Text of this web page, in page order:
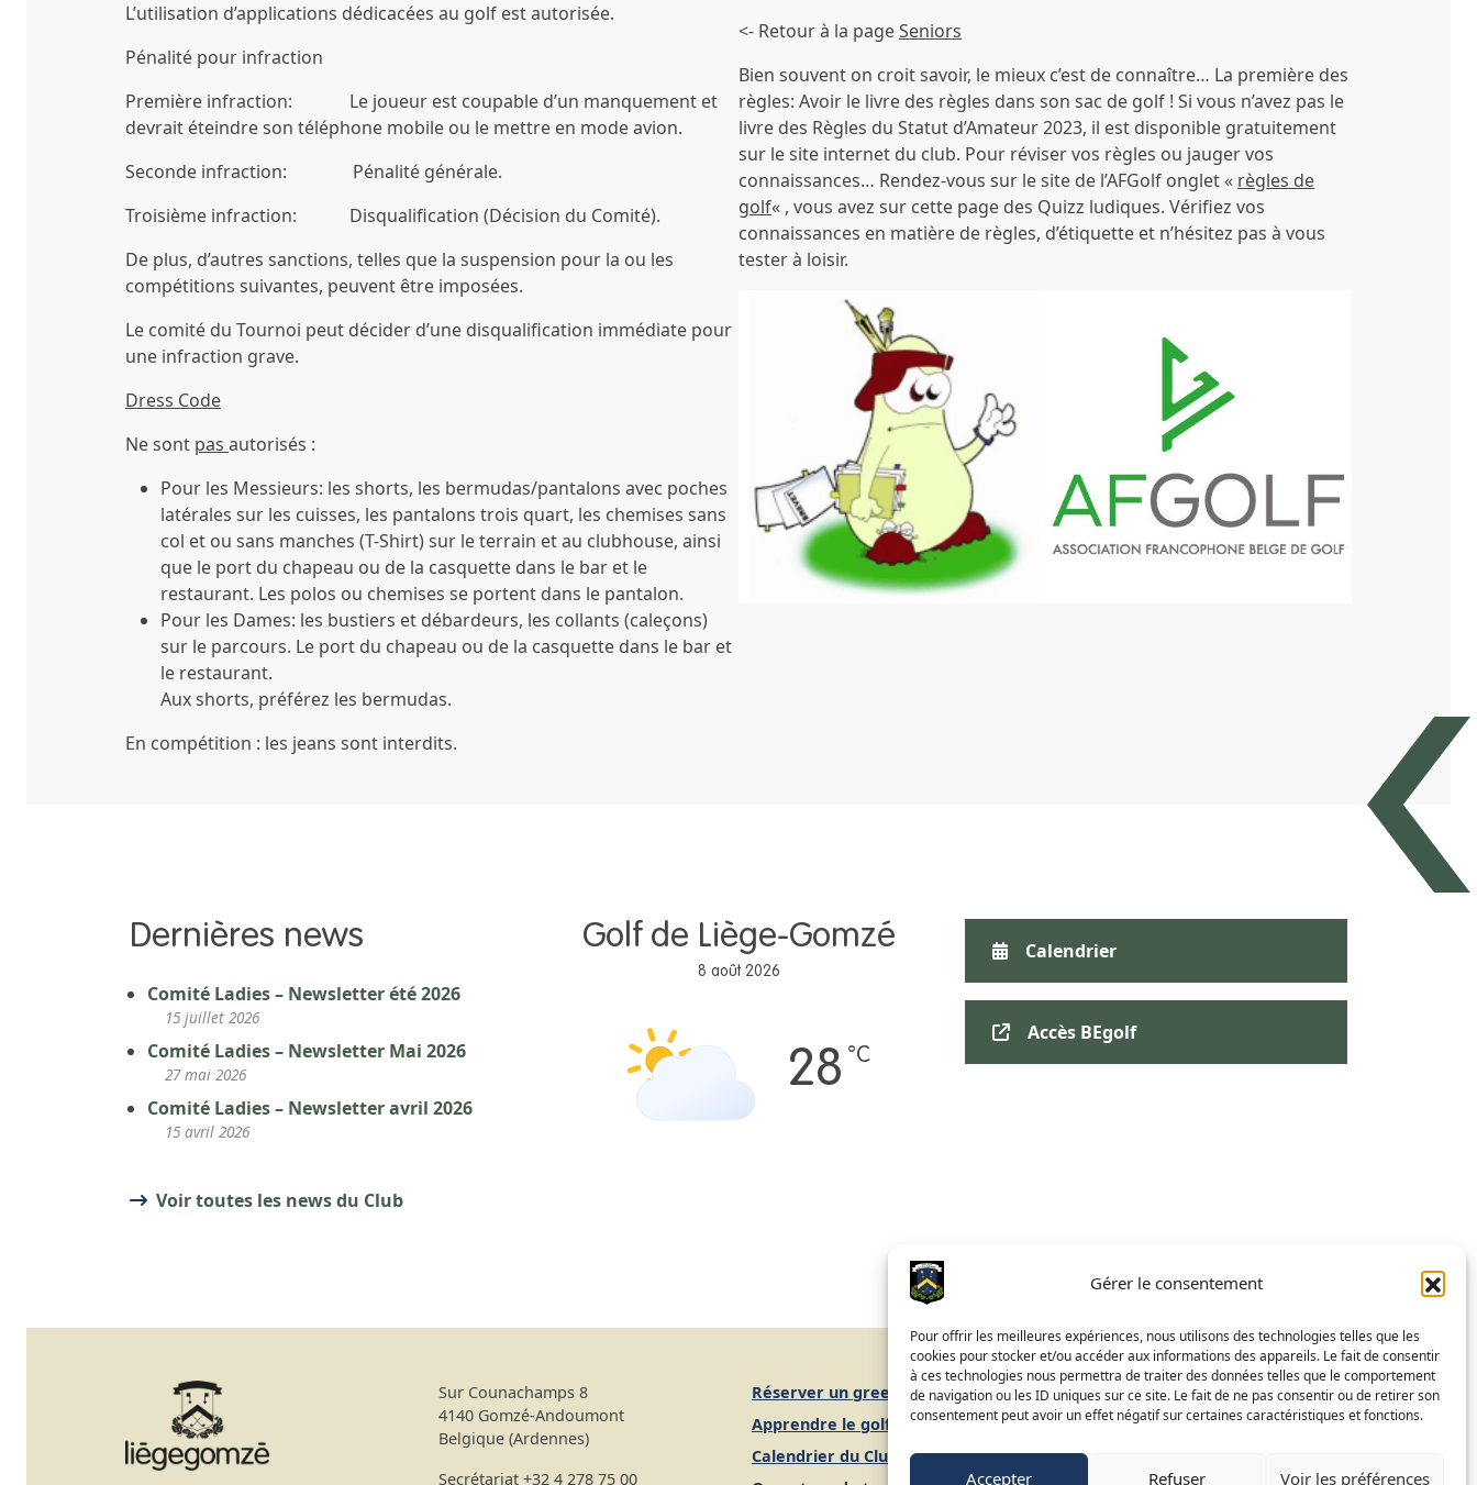
Gérer le consentement
Pour offrir les meilleures expériences, nous utilisons des technologies telles que les
cookies pour stocker et/ou accéder aux informations des appareils. Le fait de consentir
à ces technologies nous permettra de traiter des données telles que le comportement
de navigation ou les ID uniques sur ce site. Le fait de ne pas consentir ou de retirer son
consentement peut avoir un effet négatif sur certaines caractéristiques et fonctions.
Accepter Refuser Voir les préférences
L’utilisation d’applications dédicacées au golf est autorisée.
Pénalité pour infraction
Première infraction: Le joueur est coupable d’un manquement et
devrait éteindre son téléphone mobile ou le mettre en mode avion.
Seconde infraction: Pénalité générale.
Troisième infraction: Disqualification (Décision du Comité).
De plus, d’autres sanctions, telles que la suspension pour la ou les
compétitions suivantes, peuvent être imposées.
Le comité du Tournoi peut décider d’une disqualification immédiate pour
une infraction grave.
Dress Code
Ne sont pas autorisés :
Pour les Messieurs: les shorts, les bermudas/pantalons avec poches
latérales sur les cuisses, les pantalons trois quart, les chemises sans
col et ou sans manches (T-Shirt) sur le terrain et au clubhouse, ainsi
que le port du chapeau ou de la casquette dans le bar et le
restaurant. Les polos ou chemises se portent dans le pantalon.
Pour les Dames: les bustiers et débardeurs, les collants (caleçons)
sur le parcours. Le port du chapeau ou de la casquette dans le bar et
le restaurant.
Aux shorts, préférez les bermudas.
En compétition : les jeans sont interdits.
<- Retour à la pageSeniors
Bien souvent on croit savoir, le mieux c’est de connaître… La première des
règles: Avoir le livre des règles dans son sac de golf ! Si vous n’avez pas le
livre des Règles du Statut d’Amateur 2023, il est disponible gratuitement
sur le site internet du club. Pour réviser vos règles ou jauger vos
connaissances… Rendez-vous sur le site de l’AFGolf onglet « règles de
golf« , vous avez sur cette page des Quizz ludiques. Vérifiez vos
connaissances en matière de règles, d’étiquette et n’hésitez pas à vous
tester à loisir.
Dernières news
Comité Ladies – Newsletter été 2026
15 juillet 2026
Comité Ladies – Newsletter Mai 2026
27 mai 2026
Comité Ladies – Newsletter avril 2026
15 avril 2026
Voir toutes les news du Club
Golf de Liège-Gomzé
8 août 2026
28 °C
Calendrier
Accès BEgolf
Sur Counachamps 8
4140 Gomzé-Andoumont
Belgique (Ardennes)
Secrétariat +32 4 278 75 00
Réserver un green fee
Apprendre le golf
Calendrier du Club
FR NL EN
Mentions légales